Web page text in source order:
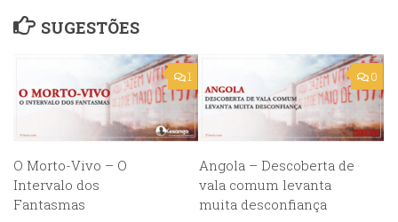
SUGESTÕES
1
O Morto-Vivo – O
Intervalo dos
Fantasmas
0
Angola – Descoberta de
vala comum levanta
muita desconfiança